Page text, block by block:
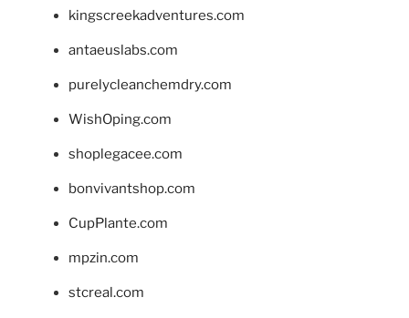
kingscreekadventures.com
antaeuslabs.com
purelycleanchemdry.com
WishOping.com
shoplegacee.com
bonvivantshop.com
CupPlante.com
mpzin.com
stcreal.com